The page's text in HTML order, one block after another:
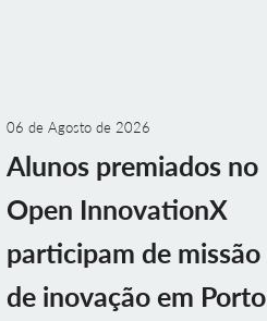
06 de Agosto de 2026
Alunos premiados no
Open InnovationX
participam de missão
de inovação em Porto